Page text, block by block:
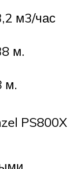
м3/час
м.
м.
PS800X